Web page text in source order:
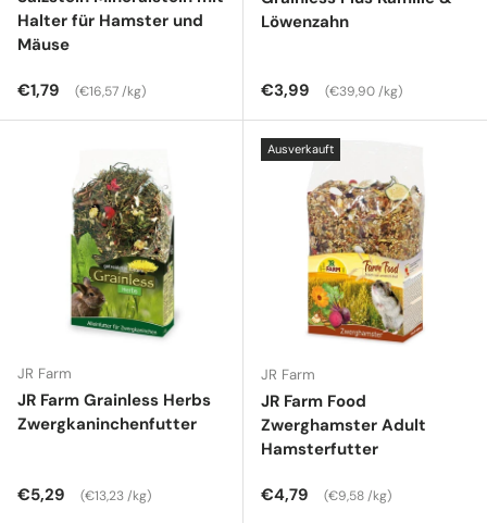
Halter für Hamster und
Mäuse
Normaler Preis
€1,79 Grundpreis
€16,57 /kg
Löwenzahn
Normaler Preis
€3,99 Grundpreis
€39,90 /kg
JR Farm
JR Farm Grainless Herbs
Zwergkaninchenfutter
Normaler Preis
€5,29 Grundpreis
€13,23 /kg
Ausverkauft
JR Farm
JR Farm Food
Zwerghamster Adult
Hamsterfutter
Normaler Preis
€4,79 Grundpreis
€9,58 /kg